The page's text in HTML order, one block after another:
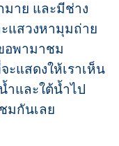
าย และมีช่าง
แสวงหามุมถ่าย
อพามาชม
แสดงให้เราเห็น
ำและใต้น้ำไป
มกันเลย